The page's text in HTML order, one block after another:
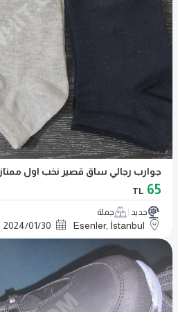
جوارب رجالي ساق قصير نخب اول ممتاز Penye
65
TL
جديد جملة
Esenler, İstanbul
2024/01/30